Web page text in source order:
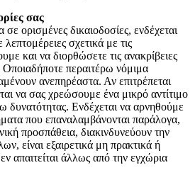
σας
ορισμένες δικαιοδοσίες, ενδέχεται
σχετικά με τις
και να διορθώσετε τις ανακρίβειες
Οποιαδήποτε περαιτέρω νόμιμα
ανεπηρέαστα. Αν επιτρέπεται
να σας χρεώσουμε ένα μικρό αντίτιμο
δυνατότητας. Ενδέχεται να αρνηθούμε
που επαναλαμβάνονται παράλογα,
προσπάθεια, διακινδυνεύουν την
είναι εξαιρετικά μη πρακτικά ή
απαιτείται άλλως από την εγχώρια